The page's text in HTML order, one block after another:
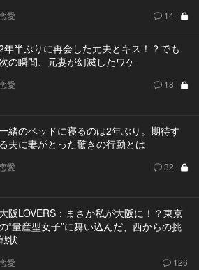
愛 14
年半ぶりに再会した元夫とキス！？でも
次の瞬間、元妻が幻滅したワケ
愛 18
緒のベッドに寝るのは2年ぶり。期待す
る夫に妻がとった驚きの行動とは
愛 32
大阪LOVERS：まさか私が大阪に！？東京
“量産型女子”に舞い込んだ、西からの挑
状
愛 126